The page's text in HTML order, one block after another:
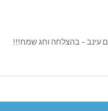
עינב – בהצלחה וחג שמח!!!